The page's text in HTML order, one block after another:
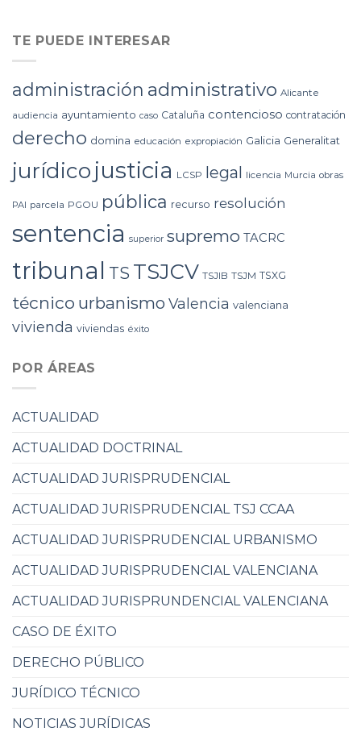
TE PUEDE INTERESAR
administración administrativo Alicante
audiencia ayuntamiento caso Cataluña contencioso contratación
derecho domina educación expropiación Galicia Generalitat
jurídico justicia LCSP legal licencia Murcia obras
PAI parcela PGOU pública recurso resolución
sentencia superior supremo TACRC
tribunal TS TSJCV TSJIB TSJM TSXG
técnico urbanismo Valencia valenciana
vivienda viviendas éxito
POR ÁREAS
ACTUALIDAD
ACTUALIDAD DOCTRINAL
ACTUALIDAD JURISPRUDENCIAL
ACTUALIDAD JURISPRUDENCIAL TSJ CCAA
ACTUALIDAD JURISPRUDENCIAL URBANISMO
ACTUALIDAD JURISPRUDENCIAL VALENCIANA
ACTUALIDAD JURISPRUNDENCIAL VALENCIANA
CASO DE ÉXITO
DERECHO PÚBLICO
JURÍDICO TÉCNICO
NOTICIAS JURÍDICAS